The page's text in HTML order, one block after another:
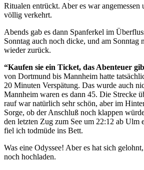
Ritualen entrückt. Aber es war
völlig verkehrt.
Abends gab es dann Spanferkel im
Sonntag auch noch dicke, und am Sonntag
wieder zurück.
“Kaufen sie ein Ticket, das Abenteuer
von Dortmund bis Mannheim hatte
20 Minuten Verspätung. Das wurde auch
Mannheim waren es dann 45. Die Strecke
rauf war natürlich sehr schön, aber im
Sorge, ob der Anschluß noch klappen
den letzten Zug zum See um 22:12 ab Ulm
fiel ich todmüde ins Bett.
Was eine Odyssee! Aber es hat sich
noch hochladen.